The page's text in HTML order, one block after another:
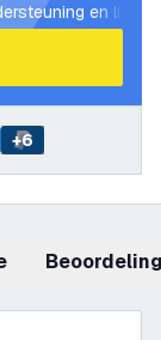
en
+6